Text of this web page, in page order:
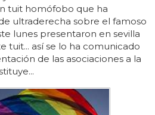
tuit homófobo que ha
ultraderecha sobre el famoso
lunes presentaron en sevilla
tuit... así se lo ha comunicado
de las asociaciones a la